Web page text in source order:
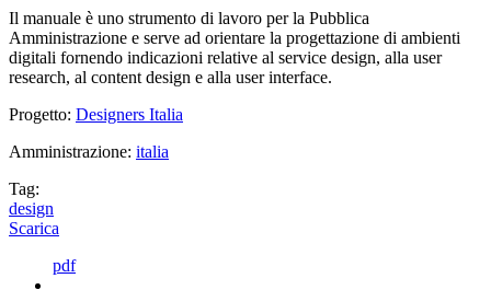
Il manuale è uno strumento di lavoro per la Pubblica
Amministrazione e serve ad orientare la progettazione di ambienti
digitali fornendo indicazioni relative al service design, alla user
research, al content design e alla user interface.
Progetto: Designers Italia
Amministrazione: italia
Tag:
design
Scarica
pdf